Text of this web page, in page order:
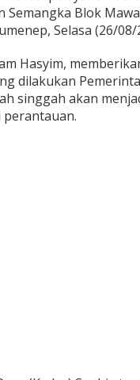
Semangka Blok
Selasa (26/08/
Hasyim,
dilakukan
singgah akan